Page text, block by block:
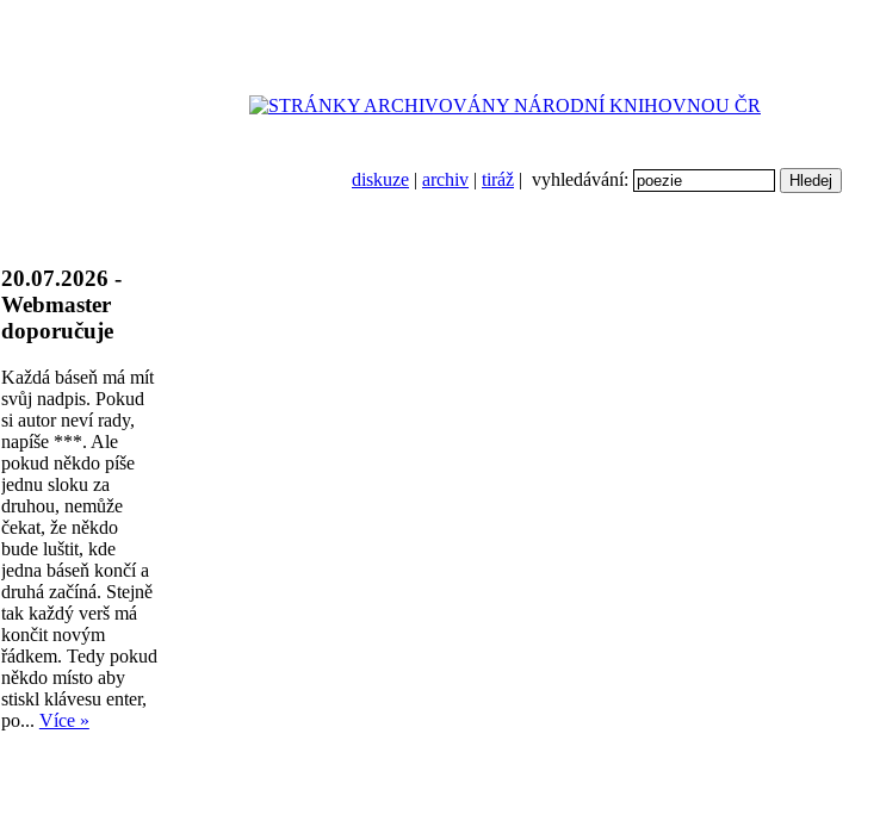
diskuze | archiv | tiráž | vyhledávání:
20.07.2026 -
Webmaster
doporučuje
Každá báseň má mít
svůj nadpis. Pokud
si autor neví rady,
napíše ***. Ale
pokud někdo píše
jednu sloku za
druhou, nemůže
čekat, že někdo
bude luštit, kde
jedna báseň končí a
druhá začíná. Stejně
tak každý verš má
končit novým
řádkem. Tedy pokud
někdo místo aby
stiskl klávesu enter,
po... Více »